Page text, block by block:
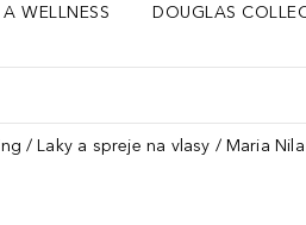
WELLNESS
DOUGLAS
Laky a spreje na vlasy Maria